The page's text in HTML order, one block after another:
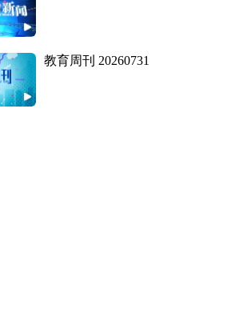
教育周刊 20260731